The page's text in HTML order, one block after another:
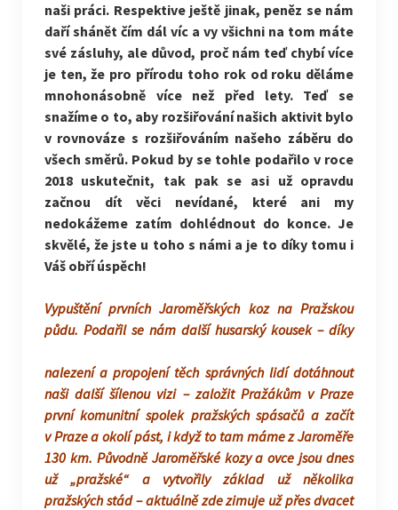
naši práci. Respektive ještě jinak, peněz se nám
daří shánět čím dál víc a vy všichni na tom máte
své zásluhy, ale důvod, proč nám teď chybí více
je ten, že pro přírodu toho rok od roku děláme
mnohonásobně více než před lety. Teď se
snažíme o to, aby rozšiřování našich aktivit bylo
v rovnováze s rozšiřováním našeho záběru do
všech směrů. Pokud by se tohle podařilo v roce
2018 uskutečnit, tak pak se asi už opravdu
začnou dít věci nevídané, které ani my
nedokážeme zatím dohlédnout do konce. Je
skvělé, že jste u toho s námi a je to díky tomu i
Váš obří úspěch!
Vypuštění prvních Jaroměřských koz na Pražskou
půdu. Podařil se nám další husarskýkousek – díky
nalezení a propojení těch správných lidí dotáhnout
naši další šílenou vizi – založit Pražákům v Praze
první komunitní spolek pražských spásačů a začít
v Praze a okolí pást, i když to tam máme z Jaroměře
130 km. Původně Jaroměřské kozy a ovce jsou dnes
už „pražské“ a vytvořily základ už několika
pražských stád – aktuálně zde zimuje už přes dvacet